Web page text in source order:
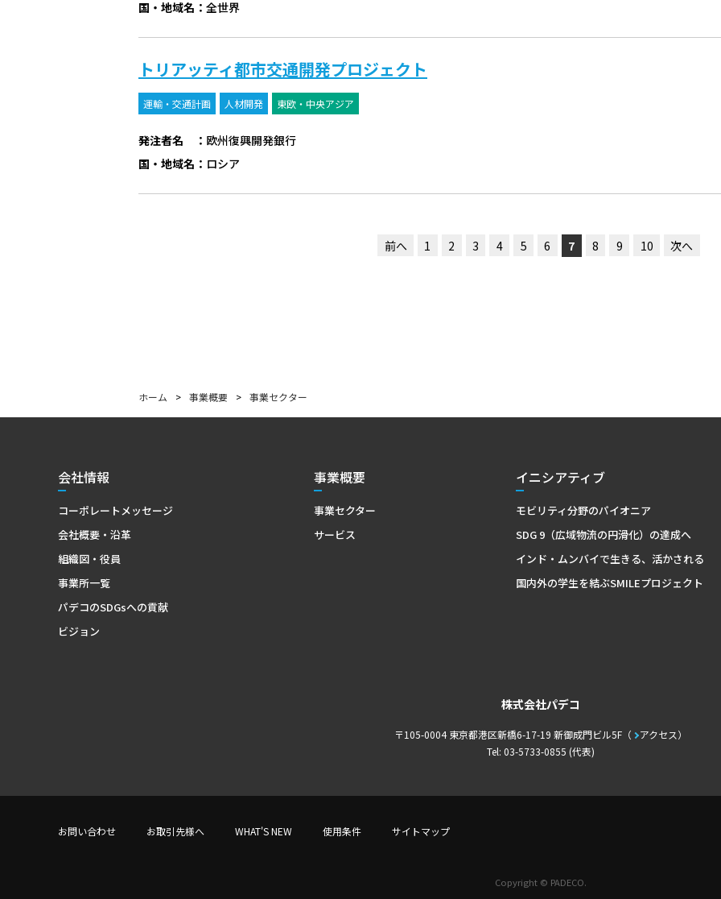
国・地域名 ： 全世界
トリアッティ都市交通開発プロジェクト
運輸・交通計画 人材開発 東欧・中央アジア
発注者名 ： 欧州復興開発銀行
国・地域名 ： ロシア
前へ 1 2 3 4 5 6 7 8 9 10 次へ
ホーム > 事業概要 > 事業セクター
会社情報
コーポレートメッセージ
会社概要・沿革
組織図・役員
事業所一覧
パデコのSDGsへの貢献
ビジョン
事業概要
事業セクター
サービス
イニシアティブ
モビリティ分野のパイオニア
SDG 9（広域物流の円滑化）の達成へ
インド・ムンバイで生きる、活かされる
国内外の学生を結ぶSMILEプロジェクト
株式会社パデコ
〒105-0004 東京都港区新橋6-17-19 新御成門ビル5F
アクセス
Tel: 03-5733-0855 (代表)
お問い合わせ お取引先様へ WHAT'S NEW 使用条件 サイトマップ
Copyright © PADECO.